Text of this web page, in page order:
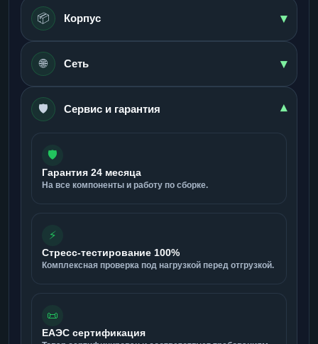
📦 Корпус ▾
🌐 Сеть ▾
🛡️ Сервис и гарантия ▾
🛡️
Гарантия 24 месяца
На все компоненты и работу по сборке.
⚡
Стресс-тестирование 100%
Комплексная проверка под нагрузкой перед отгрузкой.
📜
ЕАЭС сертификация